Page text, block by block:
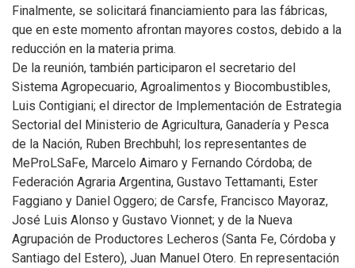
Finalmente, se solicitará financiamiento para las fábricas,
que en este momento afrontan mayores costos, debido a la
reducción en la materia prima.
De la reunión, también participaron el secretario del
Sistema Agropecuario, Agroalimentos y Biocombustibles,
Luis Contigiani; el director de Implementación de Estrategia
Sectorial del Ministerio de Agricultura, Ganadería y Pesca
de la Nación, Ruben Brechbuhl; los representantes de
MeProLSaFe, Marcelo Aimaro y Fernando Córdoba; de
Federación Agraria Argentina, Gustavo Tettamanti, Ester
Faggiano y Daniel Oggero; de Carsfe, Francisco Mayoraz,
José Luis Alonso y Gustavo Vionnet; y de la Nueva
Agrupación de Productores Lecheros (Santa Fe, Córdoba y
Santiago del Estero), Juan Manuel Otero. En representación